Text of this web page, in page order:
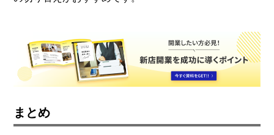
まとめ